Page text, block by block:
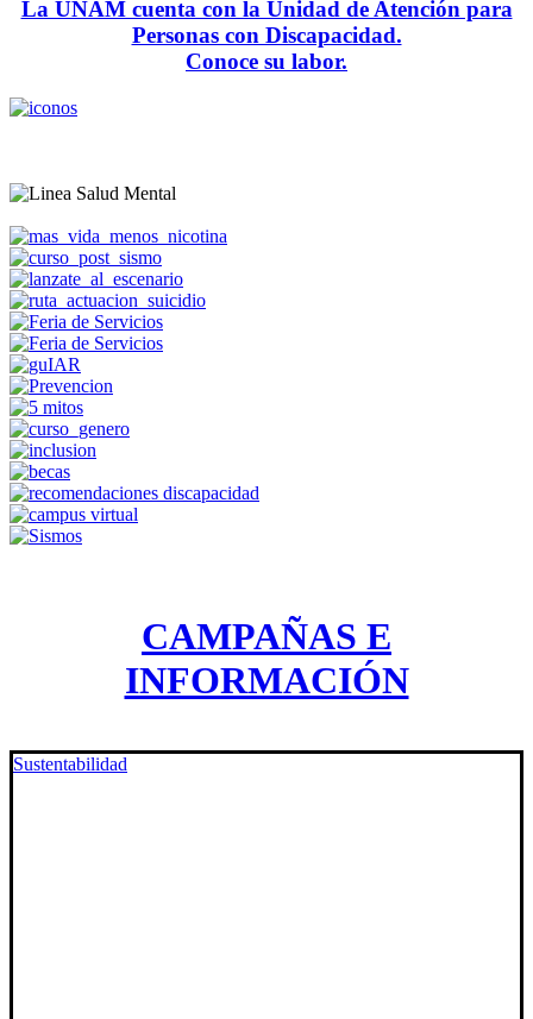
La UNAM cuenta con la Unidad de Atención para
Personas con Discapacidad.
Conoce su labor.
CAMPAÑAS E
INFORMACIÓN
Sustentabilidad